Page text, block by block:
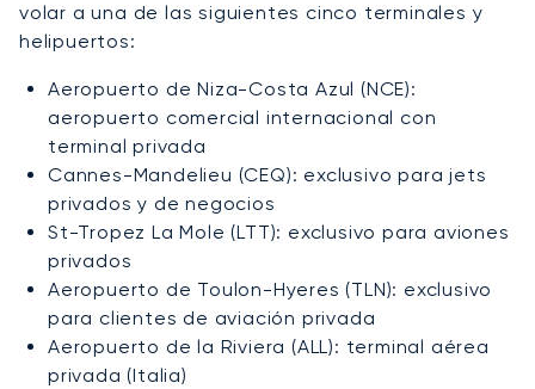
volar a una de las siguientes cinco terminales y
helipuertos:
Aeropuerto de Niza-Costa Azul (NCE):
aeropuerto comercial internacional con
terminal privada
Cannes-Mandelieu (CEQ): exclusivo para jets
privados y de negocios
St-Tropez La Mole (LTT): exclusivo para aviones
privados
Aeropuerto de Toulon-Hyeres (TLN): exclusivo
para clientes de aviación privada
Aeropuerto de la Riviera (ALL): terminal aérea
privada (Italia)